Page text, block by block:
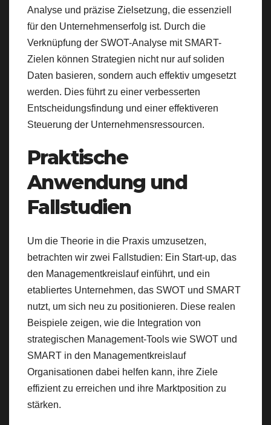
Analyse und präzise Zielsetzung, die essenziell
für den Unternehmenserfolg ist. Durch die
Verknüpfung der SWOT-Analyse mit SMART-
Zielen können Strategien nicht nur auf soliden
Daten basieren, sondern auch effektiv umgesetzt
werden. Dies führt zu einer verbesserten
Entscheidungsfindung und einer effektiveren
Steuerung der Unternehmensressourcen.
Praktische
Anwendung und
Fallstudien
Um die Theorie in die Praxis umzusetzen,
betrachten wir zwei Fallstudien: Ein Start-up, das
den Managementkreislauf einführt, und ein
etabliertes Unternehmen, das SWOT und SMART
nutzt, um sich neu zu positionieren. Diese realen
Beispiele zeigen, wie die Integration von
strategischen Management-Tools wie SWOT und
SMART in den Managementkreislauf
Organisationen dabei helfen kann, ihre Ziele
effizient zu erreichen und ihre Marktposition zu
stärken.